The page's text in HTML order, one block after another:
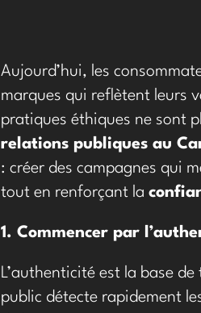
Aujourd’hui, les
marques qui reflètent leurs
pratiques éthiques ne sont
relations publiques au
: créer des campagnes qui
tout en renforçant la
1. Commencer par
L’authenticité est la base
public détecte rapidement